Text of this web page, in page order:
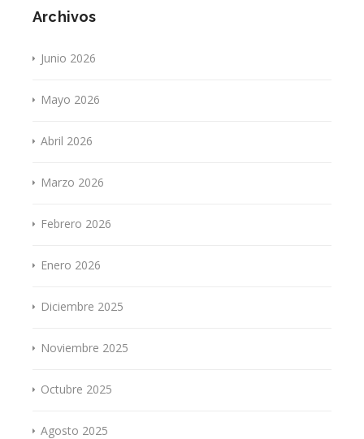
Archivos
Junio 2026
Mayo 2026
Abril 2026
Marzo 2026
Febrero 2026
Enero 2026
Diciembre 2025
Noviembre 2025
Octubre 2025
Agosto 2025